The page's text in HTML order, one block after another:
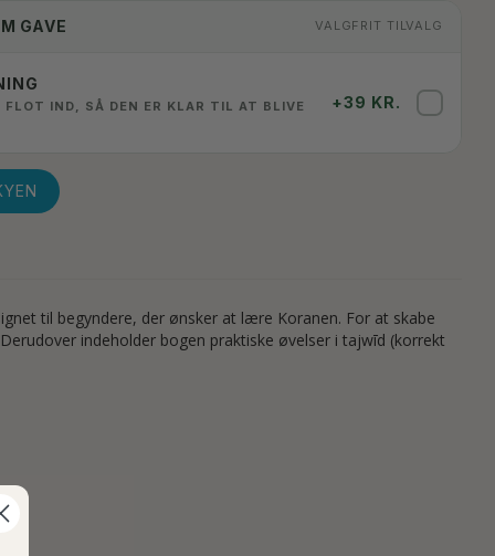
GAVE VALGFRIT TILVALG
FLOT IND, SÅ DEN ER KLAR TIL AT BLIVE
+39 KR.
til begyndere, der ønsker at lære Koranen. For at skabe
indeholder bogen praktiske øvelser i tajwīd (korrekt